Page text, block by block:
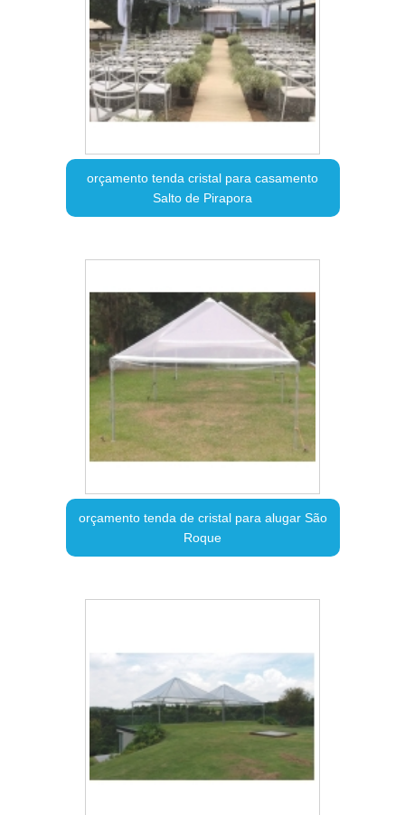
orçamento tenda cristal para casamento
Salto de Pirapora
orçamento tenda de cristal para alugar São
Roque